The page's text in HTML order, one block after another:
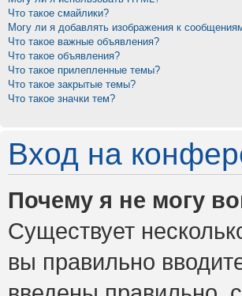
Что такое смайлики?
Могу ли я добавлять изображения к
Что такое важные объявления?
Что такое объявления?
Что такое прилепленные темы?
Что такое закрытые темы?
Что такое значки тем?
Вход на
Почему я не могу
Существует
вы правильно